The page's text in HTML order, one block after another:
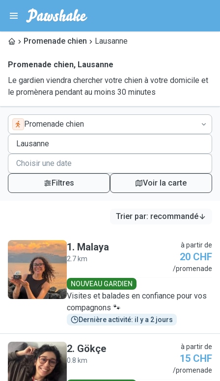
Promenade chien Lausanne
Promenade chien, Lausanne
Le gardien viendra chercher votre chien à votre domicile et
le promènera pendant au moins 30 minutes
Promenade chien
Filtres Voir la carte
Trier par: recommandé
M
1. Malaya
2.7 km
à partir de
20 CHF
/promenade
NOUVEAU GARDIEN
Visites et balades en confiance pour vos
compagnons 🐾
Dernière activité: il y a 2 jours
G
2. Gökçe
0.8 km
à partir de
15 CHF
/promenade